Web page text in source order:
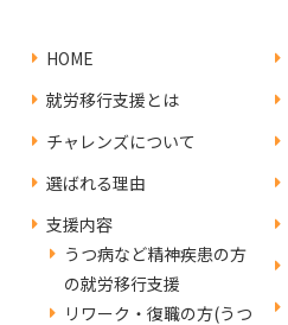
HOME
就労移行支援とは
チャレンズについて
選ばれる理由
支援内容
うつ病など精神疾患の方
の就労移行支援
リワーク・復職の方(うつ